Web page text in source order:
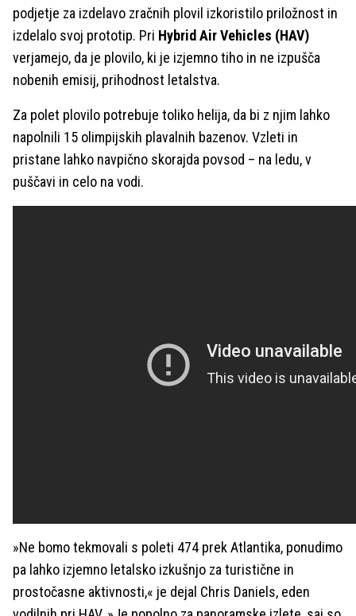
podjetje za izdelavo zračnih plovil izkoristilo priložnost in
izdelalo svoj prototip. Pri Hybrid Air Vehicles (HAV)
verjamejo, da je plovilo, ki je izjemno tiho in ne izpušča
nobenih emisij, prihodnost letalstva.
Za polet plovilo potrebuje toliko helija, da bi z njim lahko
napolnili 15 olimpijskih plavalnih bazenov. Vzleti in
pristane lahko navpično skorajda povsod – na ledu, v
puščavi in celo na vodi.
»Ne bomo tekmovali s poleti 474 prek Atlantika, ponudimo
pa lahko izjemno letalsko izkušnjo za turistične in
prostočasne aktivnosti,« je dejal Chris Daniels, eden